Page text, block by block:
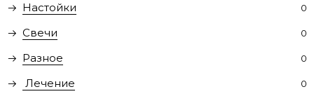
Настойки 0
Свечи 0
Разное 0
Лечение 0